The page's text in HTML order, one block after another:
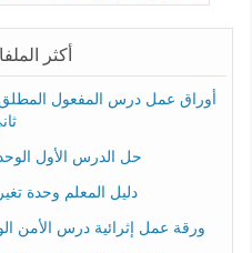
أكثر
أوراق عمل درس المفعول
حل الدرس الأول
دليل المعلم وحدة
ورقة عمل إثرائية درس الأمن